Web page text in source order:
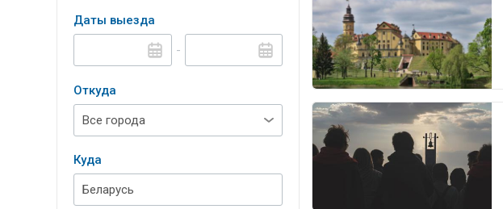
Даты выезда
-
Откуда
Куда